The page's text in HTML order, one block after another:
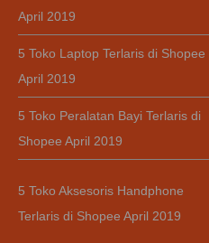
April 2019
5 Toko Laptop Terlaris di Shopee
April 2019
5 Toko Peralatan Bayi Terlaris di
Shopee April 2019
5 Toko Aksesoris Handphone
Terlaris di Shopee April 2019